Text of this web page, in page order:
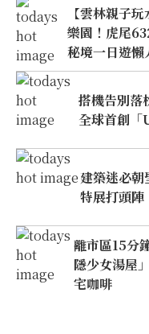
【雲林親子
樂園！虎尾
秘境一日遊懶
搭機告別落
全球首創
建築迷必
特展打頭
離市區15分
隱少女湯屋
宅咖啡